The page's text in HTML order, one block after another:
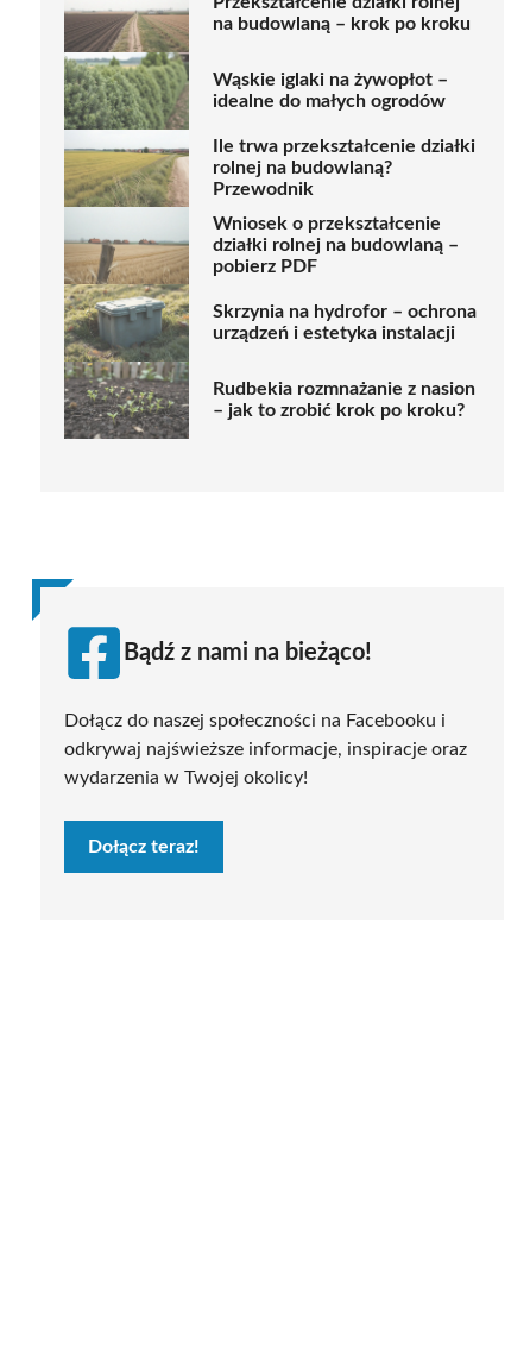
na budowlaną – krok po kroku
Wąskie iglaki na żywopłot –
idealne do małych ogrodów
Ile trwa przekształcenie działki
rolnej na budowlaną?
Przewodnik
Wniosek o przekształcenie
działki rolnej na budowlaną –
pobierz PDF
Skrzynia na hydrofor – ochrona
urządzeń i estetyka instalacji
Rudbekia rozmnażanie z nasion
– jak to zrobić krok po kroku?
Bądź z nami na bieżąco!
Dołącz do naszej społeczności na Facebooku i
odkrywaj najświeższe informacje, inspiracje oraz
wydarzenia w Twojej okolicy!
Dołącz teraz!